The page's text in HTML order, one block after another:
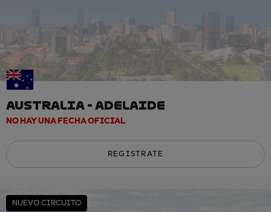
AUSTRALIA - ADELAIDE
NO HAY UNA FECHA OFICIAL
REGISTRATE
NUEVO CIRCUITO